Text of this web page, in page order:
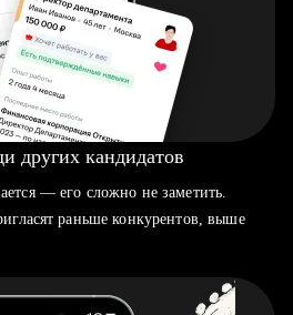
других кандидатов
— его сложно не заметить.
раньше конкурентов, выше